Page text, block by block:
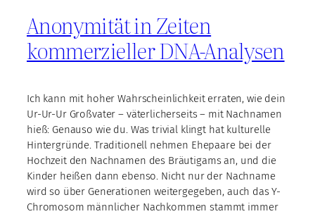
Anonymität in Zeiten
kommerzieller DNA-Analysen
Ich kann mit hoher Wahrscheinlichkeit erraten, wie dein
Ur-Ur-Ur Großvater – väterlicherseits – mit Nachnamen
hieß: Genauso wie du. Was trivial klingt hat kulturelle
Hintergründe. Traditionell nehmen Ehepaare bei der
Hochzeit den Nachnamen des Bräutigams an, und die
Kinder heißen dann ebenso. Nicht nur der Nachname
wird so über Generationen weitergegeben, auch das Y-
Chromosom männlicher Nachkommen stammt immer